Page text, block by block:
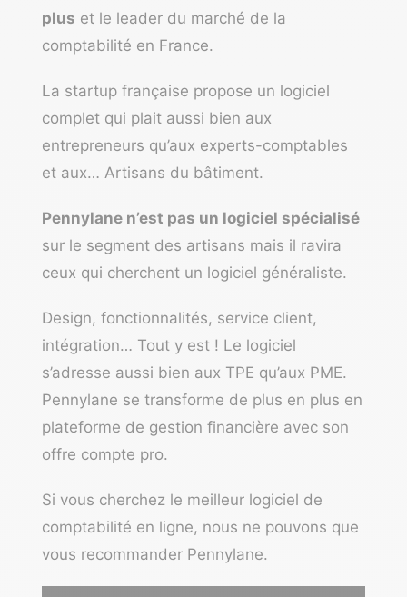
plus et le leader du marché de la
comptabilité en France.
La startup française propose un logiciel
complet qui plait aussi bien aux
entrepreneurs qu’aux experts-comptables
et aux… Artisans du bâtiment.
Pennylane n’est pas un logiciel spécialisé
sur le segment des artisans mais il ravira
ceux qui cherchent un logiciel généraliste.
Design, fonctionnalités, service client,
intégration… Tout y est ! Le logiciel
s’adresse aussi bien aux TPE qu’aux PME.
Pennylane se transforme de plus en plus en
plateforme de gestion financière avec son
offre compte pro.
Si vous cherchez le meilleur logiciel de
comptabilité en ligne, nous ne pouvons que
vous recommander Pennylane.